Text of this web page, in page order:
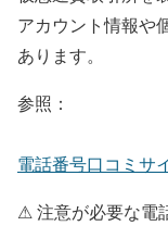
アカウント情報や
あります。
参照：
電話番号口コミサ
⚠ 注意が必要な電